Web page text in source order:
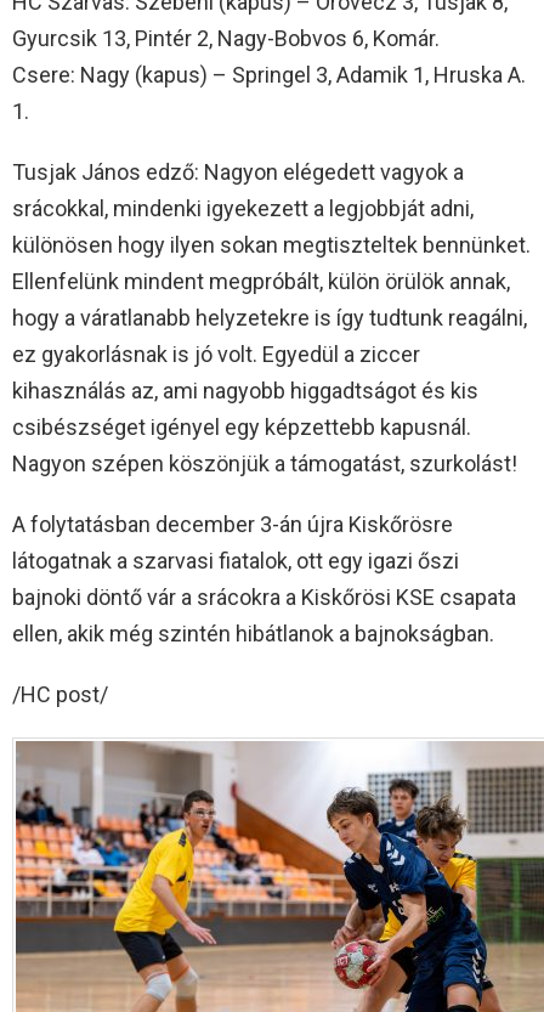
Gyurcsik 13, Pintér 2, Nagy-Bobvos 6, Komár.
Csere: Nagy (kapus) – Springel 3, Adamik 1, Hruska A.
1.
Tusjak János edző: Nagyon elégedett vagyok a
srácokkal, mindenki igyekezett a legjobbját adni,
különösen hogy ilyen sokan megtiszteltek bennünket.
Ellenfelünk mindent megpróbált, külön örülök annak,
hogy a váratlanabb helyzetekre is így tudtunk reagálni,
ez gyakorlásnak is jó volt. Egyedül a ziccer
kihasználás az, ami nagyobb higgadtságot és kis
csibészséget igényel egy képzettebb kapusnál.
Nagyon szépen köszönjük a támogatást, szurkolást!
A folytatásban december 3-án újra Kiskőrösre
látogatnak a szarvasi fiatalok, ott egy igazi őszi
bajnoki döntő vár a srácokra a Kiskőrösi KSE csapata
ellen, akik még szintén hibátlanok a bajnokságban.
/HC post/